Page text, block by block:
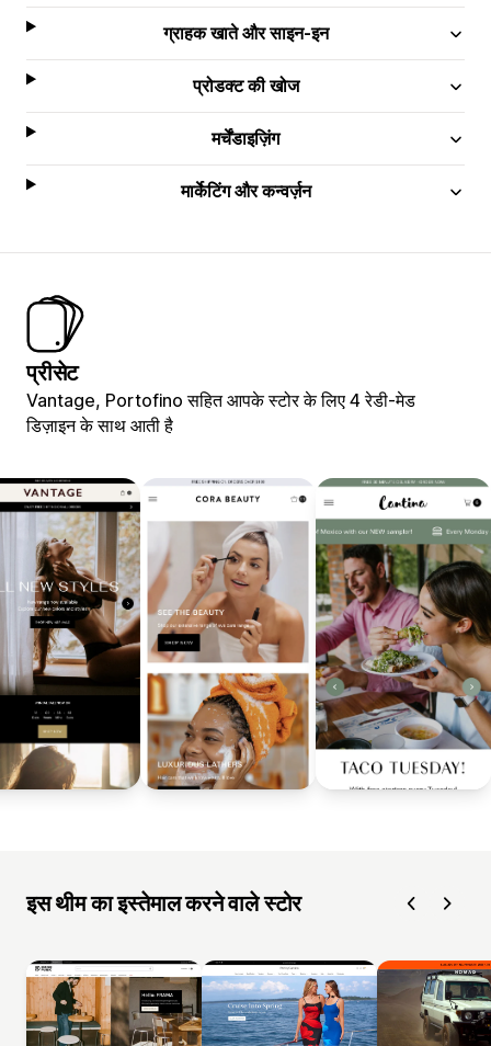
ग्राहक खाते और साइन-इन
प्रोडक्ट की खोज
मर्चेंडाइज़िंग
मार्केटिंग और कन्वर्ज़न
प्रीसेट
Vantage, Portofino सहित आपके स्टोर के लिए 4 रेडी-मेड
डिज़ाइन के साथ आती है
इस थीम का इस्तेमाल करने वाले स्टोर